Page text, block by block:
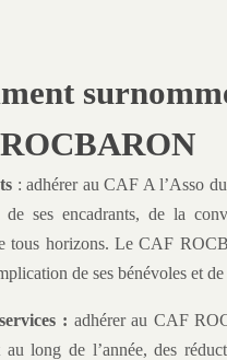
ROCBARON
: adhérer au CAF A l’Asso
de ses encadrants, de la
tous horizons. Le CAF
de ses bénévoles et de
: adhérer au CAF
long de l’année, des